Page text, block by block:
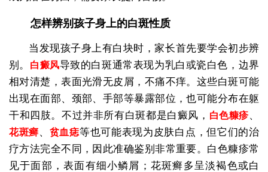
怎样辨别孩子身上的白斑性质
当发现孩子身上有白块时，家长首先要学会初步辨
别。
白癜风导致的白斑通常表现为乳白或瓷白色，边界
相对清楚，表面光滑无皮屑，不痛不痒。这些白斑可能
出现在面部、颈部、手部等暴露部位，也可能分布在躯
干和四肢。不过并非所有白斑都是白癜风， 白色糠疹、
花斑癣、 贫血痣等也可能表现为皮肤白点，但它们的治
疗方法完全不同，因此准确鉴别非常重要。白色糠疹常
见于面部，表面有细小鳞屑；花斑癣多呈淡褐色或白